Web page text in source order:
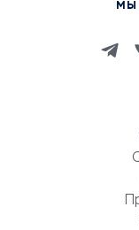
Изучение
Маркетинг
Красота и
Сервисы по
Сетевой
МЫ